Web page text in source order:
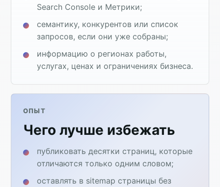
Search Console и Метрики;
семантику, конкурентов или список
запросов, если они уже собраны;
информацию о регионах работы,
услугах, ценах и ограничениях бизнеса.
ОПЫТ
Чего лучше избежать
публиковать десятки страниц, которые
отличаются только одним словом;
оставлять в sitemap страницы без